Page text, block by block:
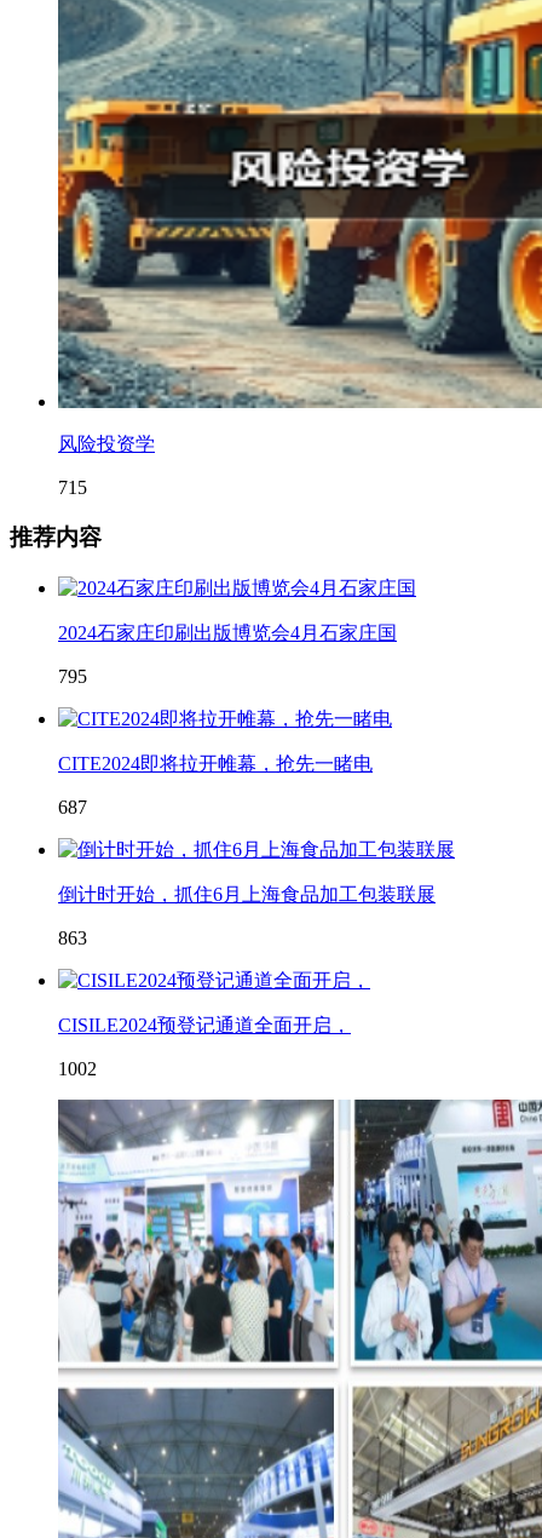
风险投资学
715
推荐内容
2024石家庄印刷出版博览会4月石家庄国
795
CITE2024即将拉开帷幕，抢先一睹电
687
倒计时开始，抓住6月上海食品加工包装联展
863
CISILE2024预登记通道全面开启，
1002